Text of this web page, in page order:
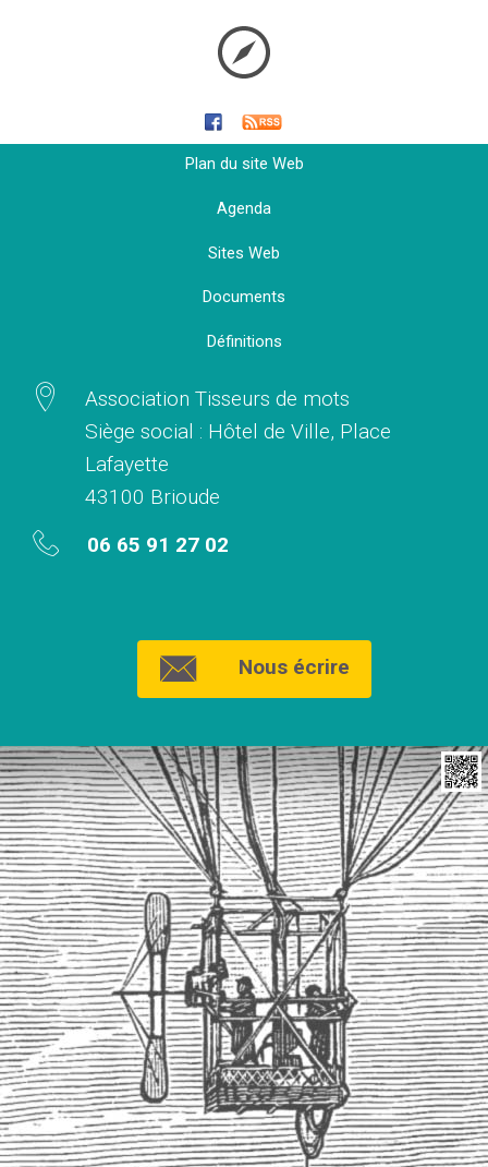
Plan du site Web
Agenda
Sites Web
Documents
Définitions
Association Tisseurs de mots
Siège social : Hôtel de Ville, Place
Lafayette
43100 Brioude
06 65 91 27 02
Nous écrire